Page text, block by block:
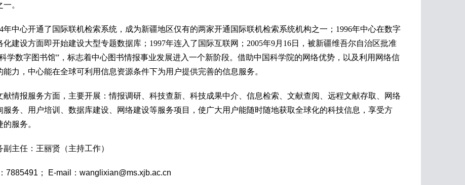
。
中心开通了国际联机检索系统，成为新疆地区仅有的两家开通国际联机检索系统机构之一；1996年中心在数字
化建设方面即开始建设大型专题数据库；1997年连入了国际互联网；2005年9月16日，被新疆维吾尔自治区批准
学数字图书馆”，标志着中心图书情报事业发展进入一个新阶段。借助中国科学院的网络优势，以及利用网络信
能力，中心能在全球可利用信息资源条件下为用户提供完善的信息服务。
报服务方面，主要开展：情报调研、科技查新、科技成果中介、信息检索、文献查阅、远程文献存取、网络
服务、用户培训、数据库建设、网络建设等服务项目，使广大用户能随时随地获取全球化的科技信息，享受方
服务。
副主任：王丽贤（主持工作）
7885491； E-mail： wanglixian@ms.xjb.ac.cn